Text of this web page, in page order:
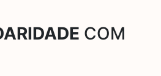
COM